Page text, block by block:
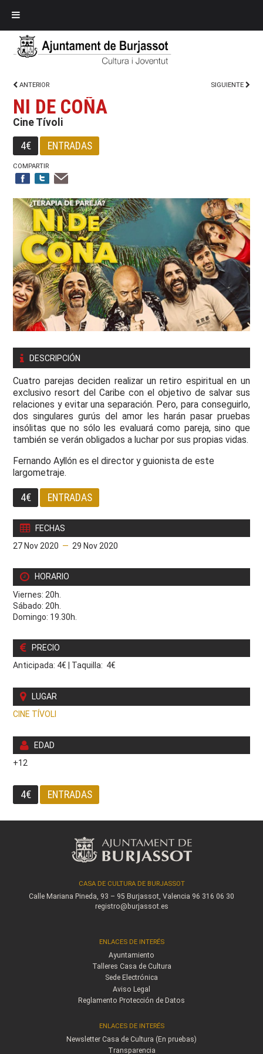
ANTERIOR SIGUIENTE
NI DE COÑA
Cine Tívoli
4€ ENTRADAS
COMPARTIR
DESCRIPCIÓN
Cuatro parejas deciden realizar un retiro espiritual en un
exclusivo resort del Caribe con el objetivo de salvar sus
relaciones y evitar una separación. Pero, para conseguirlo,
dos singulares gurús del amor les harán pasar pruebas
insólitas que no sólo les evaluará como pareja, sino que
también se verán obligados a luchar por sus propias vidas.
Fernando Ayllón es el director y guionista de este
largometraje.
4€ ENTRADAS
FECHAS
27 Nov 2020 — 29 Nov 2020
HORARIO
Viernes: 20h.
Sábado: 20h.
Domingo: 19.30h.
PRECIO
Anticipada: 4€
Taquilla: 4€
LUGAR
CINE TÍVOLI
EDAD
+12
4€ ENTRADAS
CASA DE CULTURA DE BURJASSOT
Calle Mariana Pineda, 93 – 95 Burjassot, Valencia 96 316 06 30
registro@burjassot.es
ENLACES DE INTERÉS
Ayuntamiento
Talleres Casa de Cultura
Sede Electrónica
Aviso Legal
Reglamento Protección de Datos
ENLACES DE INTERÉS
Newsletter Casa de Cultura (En pruebas)
Transparencia